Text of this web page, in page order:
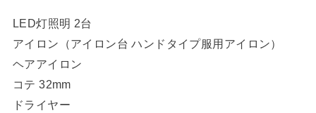
LED灯照明 2台
アイロン（アイロン台 ハンドタイプ服用アイロン）
ヘアアイロン
コテ 32mm
ドライヤー